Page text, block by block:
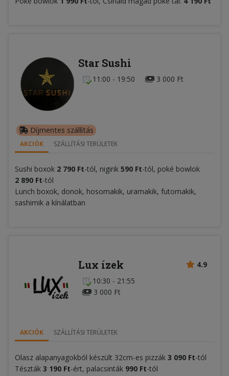
Star Sushi
11:00 - 19:50 3 000 Ft
Díjmentes szállítás
AKCIÓK SZÁLLÍTÁSI TERÜLETEK
Sushi boxok 2 790 Ft-tól, nigirik 590 Ft-tól, poké bowlok
2 890 Ft-tól
Lunch boxok, donok, hosomakik, uramakik, futomakik,
sashimik a kínálatban
4.9
Lux ízek
10:30 - 21:55
3 000 Ft
AKCIÓK SZÁLLÍTÁSI TERÜLETEK
Olasz alapanyagokból készült 32cm-es pizzák 3 090 Ft-tól
Tészták 3 190 Ft-ért, palacsinták 990 Ft-tól